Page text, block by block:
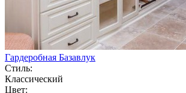
Гардеробная Базавлук
Стиль:
Классический
Цвет: